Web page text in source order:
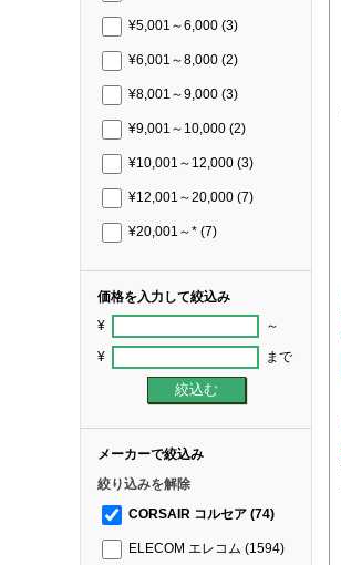
¥5,001～6,000 (3)
¥6,001～8,000 (2)
¥8,001～9,000 (3)
¥9,001～10,000 (2)
¥10,001～12,000 (3)
¥12,001～20,000 (7)
¥20,001～* (7)
価格を入力して絞込み
¥ ～
¥ まで
メーカーで絞込み
絞り込みを解除
CORSAIR コルセア (74)
ELECOM エレコム (1594)